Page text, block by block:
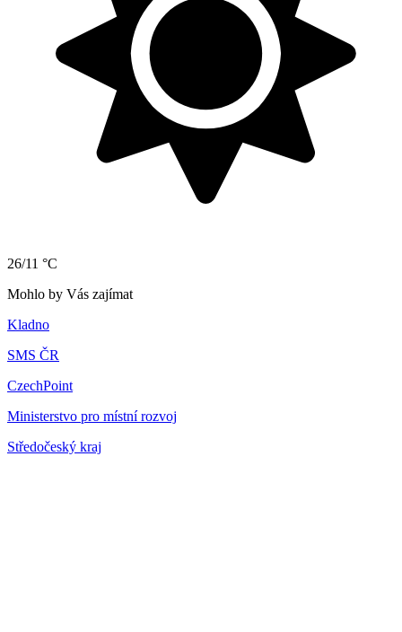
26/11 °C
Mohlo by Vás zajímat
Kladno
SMS ČR
CzechPoint
Ministerstvo pro místní rozvoj
Středočeský kraj